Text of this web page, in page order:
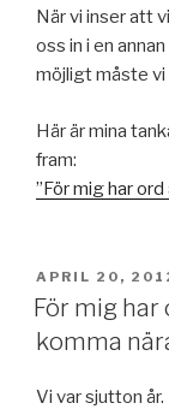
När vi inser att
oss in i en
möjligt måste vi
Här är mina
fram:
”För mig har
PUBLICERAT
APRIL 20,
För mig
komma
Vi var sjutton år.